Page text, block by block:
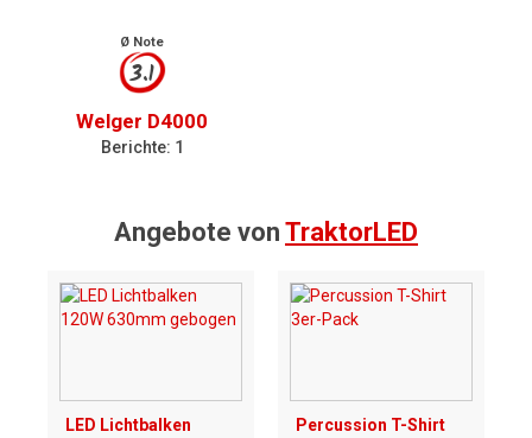
Ø Note
3.1
Welger D4000
Berichte: 1
Angebote von TraktorLED
LED Lichtbalken
Percussion T-Shirt